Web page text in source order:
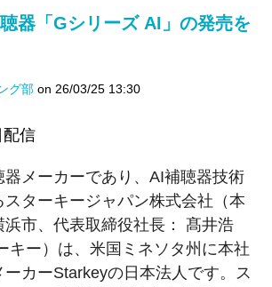
器「Gシリーズ AI」の発売を
グ部on 26/03/25 13:30
信
メーカーであり、 AI補聴器技術
ターキージャパン株式会社（本
市、代表取締役社長： 髙井浩
キー）は、米国ミネソタ州に本社
カーStarkeyの日本法人です。 ス